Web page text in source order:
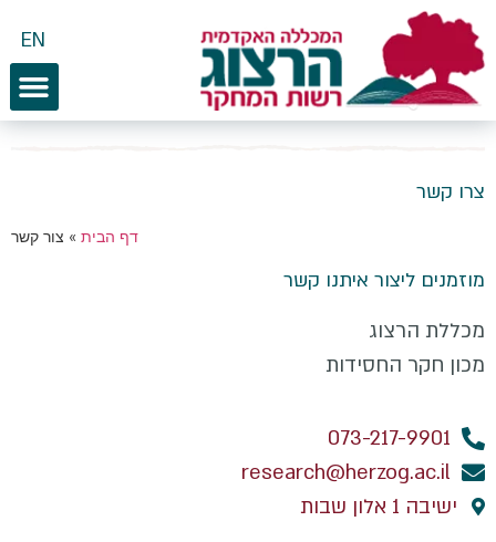
לתוכן
EN
צרו קשר
דף הבית » צור קשר
מוזמנים ליצור איתנו קשר
מכללת הרצוג
מכון חקר החסידות
073-217-9901
research@herzog.ac.il
ישיבה 1 אלון שבות